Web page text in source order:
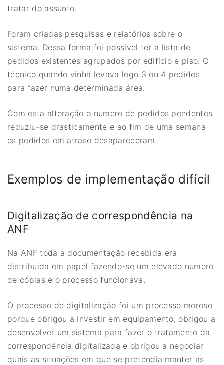
tratar do assunto.
Foram criadas pesquisas e relatórios sobre o
sistema. Dessa forma foi possível ter a lista de
pedidos existentes agrupados por edifício e piso. O
técnico quando vinha levava logo 3 ou 4 pedidos
para fazer numa determinada área.
Com esta alteração o número de pedidos pendentes
reduziu-se drasticamente e ao fim de uma semana
os pedidos em atraso desapareceram.
Exemplos de implementação difícil
Digitalização de correspondência na
ANF
Na ANF toda a documentação recebida era
distribuida em papel fazendo-se um elevado número
de cópias e o processo funcionava.
O processo de digitalização foi um processo moroso
porque obrigou a investir em equipamento, obrigou a
desenvolver um sistema para fazer o tratamento da
correspondência digitalizada e obrigou a negociar
quais as situações em que se pretendia manter as